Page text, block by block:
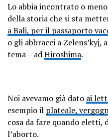
Lo abbia incontrato o
della storia che si sta
a Bali, per il passaporto
o gli abbracci a Zelens’kyj, a
tema – adHiroshima.
Noi avevamo già dato ai
esempio il plateale,
cosa da fare quando eletti,
l’aborto.